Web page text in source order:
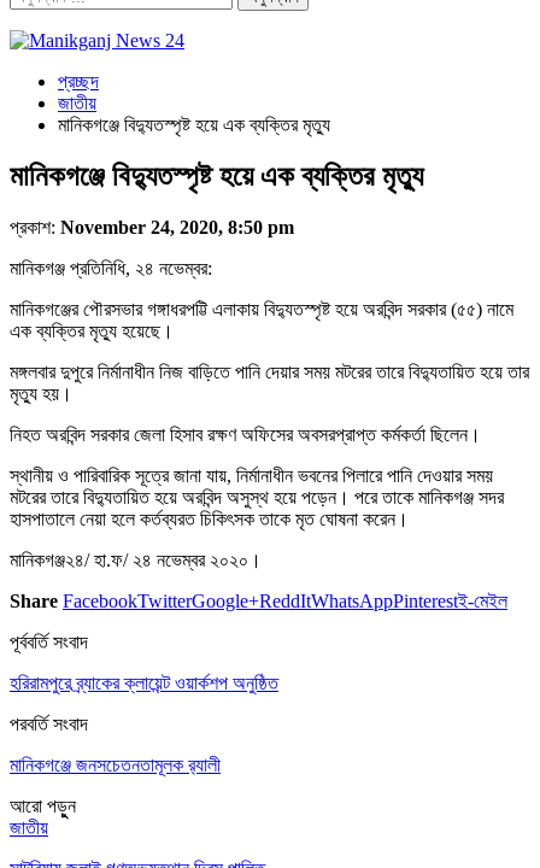
প্রচ্ছদ
জাতীয়
মানিকগঞ্জে বিদ্যুতস্পৃষ্ট হয়ে এক ব্যক্তির মৃত্যু
মানিকগঞ্জে বিদ্যুতস্পৃষ্ট হয়ে এক ব্যক্তির মৃত্যু
প্রকাশ: November 24, 2020, 8:50 pm
মানিকগঞ্জ প্রতিনিধি, ২৪ নভেম্বর:
মানিকগঞ্জের পৌরসভার গঙ্গাধরপট্টি এলাকায় বিদ্যুতস্পৃষ্ট হয়ে অরবিন্দ সরকার (৫৫) নামে
এক ব্যক্তির মৃত্যু হয়েছে।
মঙ্গলবার দুপুরে নির্মানাধীন নিজ বাড়িতে পানি দেয়ার সময় মটরের তারে বিদ্যুতায়িত হয়ে তার
মৃত্যু হয়।
নিহত অরবিন্দ সরকার জেলা হিসাব রক্ষণ অফিসের অবসরপ্রাপ্ত কর্মকর্তা ছিলেন।
স্থানীয় ও পারিবারিক সূত্রে জানা যায়, নির্মানাধীন ভবনের পিলারে পানি দেওয়ার সময়
মটরের তারে বিদ্যুতায়িত হয়ে অরবিন্দ অসুস্থ হয়ে পড়েন। পরে তাকে মানিকগঞ্জ সদর
হাসপাতালে নেয়া হলে কর্তব্যরত চিকিৎসক তাকে মৃত ঘোষনা করেন।
মানিকগঞ্জ২৪/ হা.ফ/ ২৪ নভেম্বর ২০২০।
Share FacebookTwitterGoogle+ReddItWhatsAppPinterestই-মেইল
পূর্ববর্তি সংবাদ
হরিরামপুরে ব্র্যাকের ক্লায়েন্ট ওয়ার্কশপ অনুষ্ঠিত
পরবর্তি সংবাদ
মানিকগঞ্জে জনসচেতনতামূলক র‌্যালী
আরো পড়ুুন
জাতীয়